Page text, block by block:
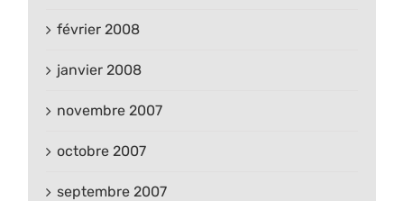
février 2008
janvier 2008
novembre 2007
octobre 2007
septembre 2007